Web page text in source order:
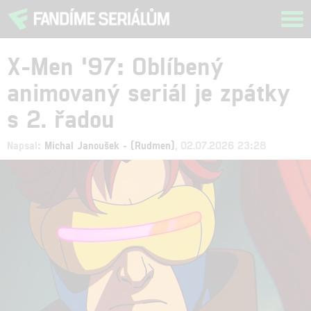
X-Men '97: Oblíbený
animovaný seriál je zpátky
s 2. řadou
Napsal: Michal Janoušek - (Rudmen) , 02.07.2026 23:28